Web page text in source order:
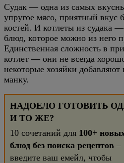
Судак — одна из самых
упругое мясо, приятный вкус
костей. И котлеты из судака
блюд, которое можно из него
Единственная сложность в
котлет — они не всегда
некоторые хозяйки
манку.
НАДОЕЛО ГОТОВИТЬ
И ТО ЖЕ?
10 сочетаний для 100+
блюд без поиска рецептов –
введите ваш емейл, чтобы